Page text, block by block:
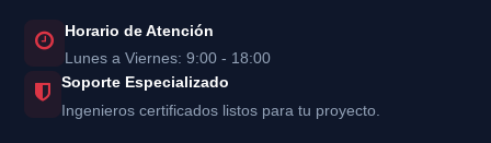
Horario de Atención
Lunes a Viernes: 9:00 - 18:00
Soporte Especializado
Ingenieros certificados listos para tu proyecto.